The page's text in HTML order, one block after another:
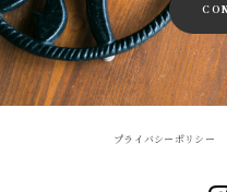
プライバシーポリシー